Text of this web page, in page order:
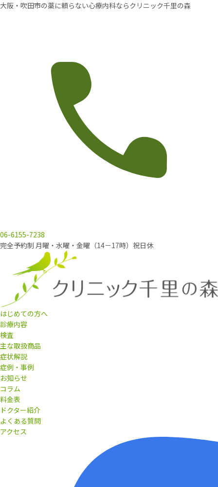
大阪・吹田市の薬に頼らない心療内科ならクリニック千里の森
06-6155-7238
完全予約制 月曜・水曜・金曜（14－17時）祝日休
はじめての方へ
診療内容
検査
主な取扱商品
症状解説
症例・事例
お知らせ
コラム
料金表
ドクター紹介
よくある質問
アクセス